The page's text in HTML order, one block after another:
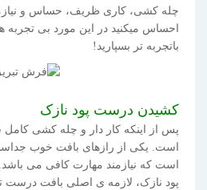
چله کشی، کاری ظریف، حساس و
احساس میکنید در این مورد بی تجربه
باتجربه تر بسپارید!
کشیدن درست پود نازک
پس از اینکه کار دار و چله کشی کامل
است. یکی از رازهای بافت خوب
است که نیازمند مهارت کافی می
پود نازک، لازمه ی اصلی بافت درست